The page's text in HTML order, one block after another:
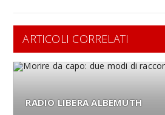
ARTICOLI CORRELATI
RADIO LIBERA ALBEMUTH